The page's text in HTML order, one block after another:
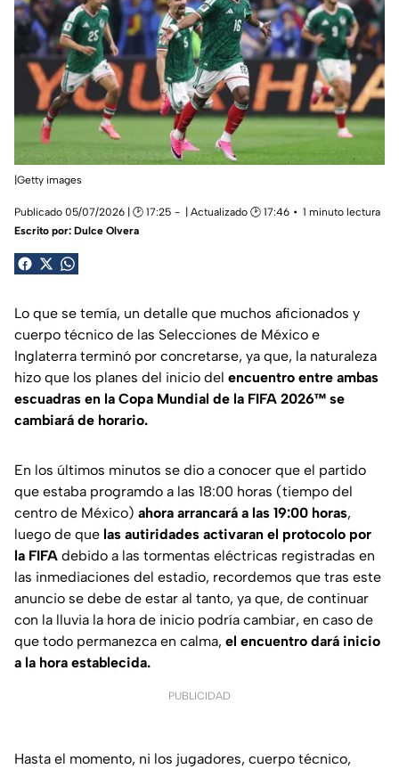
|Getty images
Publicado 05/07/2026 | 🕑 17:25 | Actualizado 🕑 17:46
1 minuto lectura
Escrito por: Dulce Olvera
Lo que se temía, un detalle que muchos aficionados y
cuerpo técnico de las Selecciones de México e
Inglaterra terminó por concretarse, ya que, la naturaleza
hizo que los planes del inicio del encuentro entre ambas
escuadras en la Copa Mundial de la FIFA 2026™ se
cambiará de horario.
En los últimos minutos se dio a conocer que el partido
que estaba programdo a las 18:00 horas (tiempo del
centro de México) ahora arrancará a las 19:00 horas,
luego de que las autiridades activaran el protocolo por
la FIFA debido a las tormentas eléctricas registradas en
las inmediaciones del estadio, recordemos que tras este
anuncio se debe de estar al tanto, ya que, de continuar
con la lluvia la hora de inicio podría cambiar, en caso de
que todo permanezca en calma, el encuentro dará inicio
a la hora establecida.
PUBLICIDAD
Hasta el momento, ni los jugadores, cuerpo técnico,